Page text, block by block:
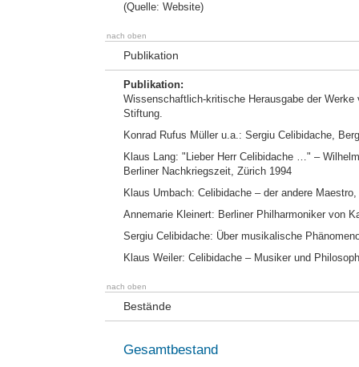
(Quelle: Website)
nach oben
Publikation
Publikation:
Wissenschaftlich-kritische Herausgabe der
Stiftung.
Konrad Rufus Müller u.a.: Sergiu Celibidache,
Klaus Lang: "Lieber Herr Celibidache …" –
Berliner Nachkriegszeit, Zürich 1994
Klaus Umbach: Celibidache – der andere
Annemarie Kleinert: Berliner Philharmoniker von
Sergiu Celibidache: Über musikalische
Klaus Weiler: Celibidache – Musiker und
nach oben
Bestände
Gesamtbestand